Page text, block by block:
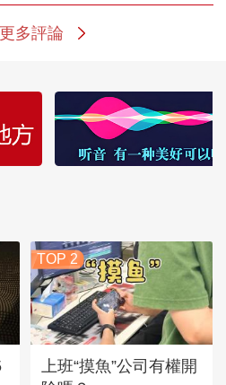
多評論
TOP 2
上班“摸魚”公司有權開